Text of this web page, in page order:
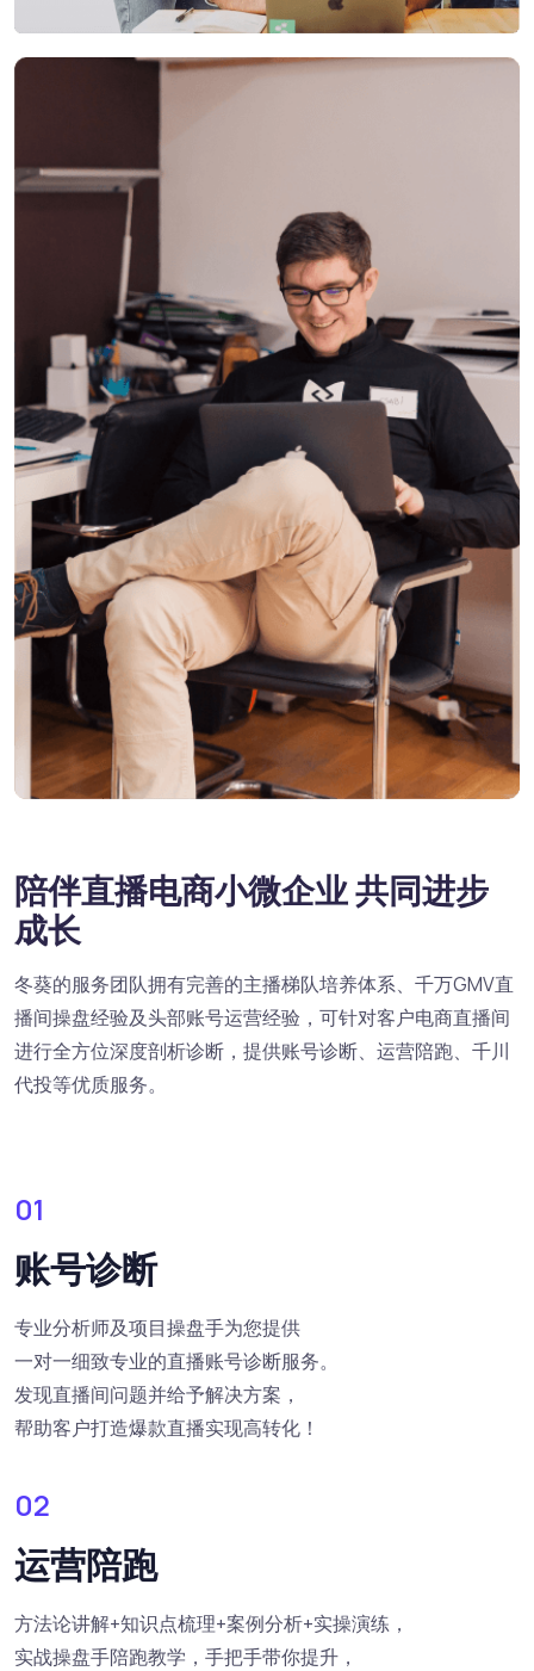
陪伴直播电商小微企业共同进步
成长
冬葵的服务团队拥有完善的主播梯队培养体系、 千万GMV直
播间操盘经验及头部账号运营经验， 可针对客户电商直播间
进行全方位深度剖析诊断， 提供账号诊断、运营陪跑、千川
代投等优质服务。
01
账号诊断
专业分析师及项目操盘手为您提供
一对一细致专业的直播账号诊断服务。
发现直播间问题并给予解决方案，
帮助客户打造爆款直播实现高转化！
02
运营陪跑
方法论讲解+知识点梳理+案例分析+实操演练，
实战操盘手陪跑教学，手把手带你提升，